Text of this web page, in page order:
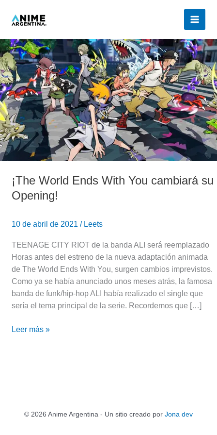
¡The World Ends With You cambiará su
Opening!
10 de abril de 2021 / Leets
TEENAGE CITY RIOT de la banda ALI será reemplazado
Horas antes del estreno de la nueva adaptación animada
de The World Ends With You, surgen cambios imprevistos.
Como ya se había anunciado unos meses atrás, la famosa
banda de funk/hip-hop ALI había realizado el single que
sería el tema principal de la serie. Recordemos que […]
¡The
World
Ends
With
You
cambiará
su
Opening!
Leer más »
© 2026 Anime Argentina - Un sitio creado por Jona dev